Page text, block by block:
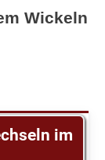
Wickeln
im